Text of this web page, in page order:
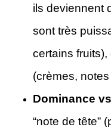
ils deviennent
sont très
certains fruits),
(crèmes,
Dominance
“note de tête”